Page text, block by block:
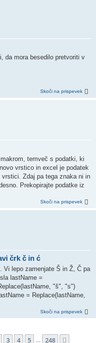
da mora besedilo pretvoriti v
Skoči na prispevek
temveč s podatki, ki
vrstico in excel je podatek
Zdaj pa tega znaka ni in
Prekopirajte podatke iz
Skoči na prispevek
črk č in ć
Vi lepo zamenjate Š in Ž, Č pa
lastName =
"š", "s")
= Replace(lastName,
Skoči na prispevek
248
3 4 5 248